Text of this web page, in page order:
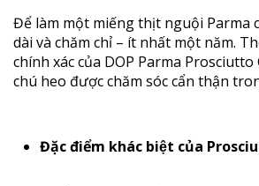
Để làm một miếng thịt nguội Parma
dài và chăm chỉ – ít nhất một năm.
chính xác của DOP Parma
chú heo được chăm sóc cẩn thận
Đặc điểm khác biệt của